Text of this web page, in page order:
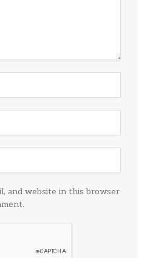
and website in this browser